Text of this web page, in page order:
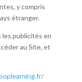
y compris
étranger.
les publicités en
au Site, et